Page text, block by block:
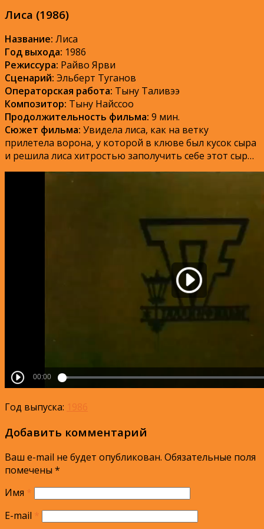
Лиса (1986)
Название: Лиса
Год выхода: 1986
Режиссура: Райво Ярви
Сценарий: Эльберт Туганов
Операторская работа: Тыну Таливээ
Композитор: Тыну Найссоо
Продолжительность фильма: 9 мин.
Сюжет фильма: Увидела лиса, как на ветку
прилетела ворона, у которой в клюве был кусок сыра
и решила лиса хитростью заполучить себе этот сыр…
Год выпуска: 1986
Добавить комментарий
Ваш e-mail не будет опубликован. Обязательные поля
помечены *
Имя *
E-mail *